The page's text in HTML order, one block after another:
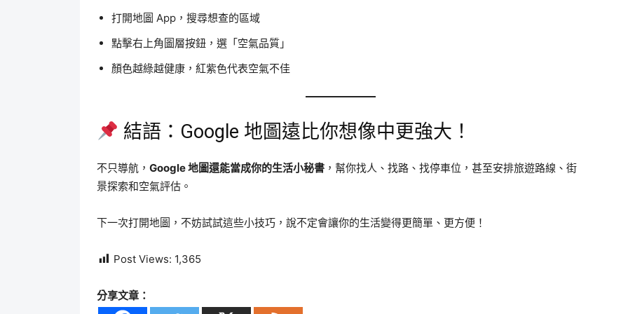
打開地圖 App，搜尋想查的區域
點擊右上角圖層按鈕，選「空氣品質」
顏色越綠越健康，紅紫色代表空氣不佳
結語：Google 地圖遠比你想像中更強大！
不只導航， Google 地圖還能當成你的生活小秘書 ，幫你找人、找路、找停車位，甚至安排旅遊路線、街
景探索和空氣評估。
下一次打開地圖，不妨試試這些小技巧，說不定會讓你的生活變得更簡單、更方便！
Post Views: 1,365
分享文章：